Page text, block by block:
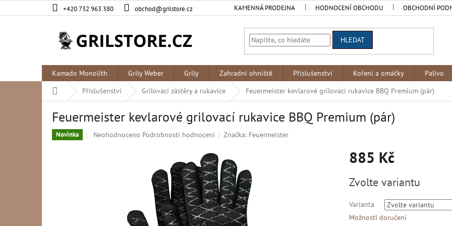
na
+420 732 963 380 obchod@grilstore.cz KAMENNÁ PRODEJNA HODNOCENÍ OBCHODU OBCHODNÍ
HLEDAT
Kamado Monolith Grily Weber Grily Zahradní ohniště Příslušenství Koření a omáčky Palivo
Domů
Příslušenství Grilovací zástěry a rukavice Feuermeister kevlarové grilovací rukavice BBQ Premium (pár)
Feuermeister kevlarové grilovací rukavice BBQ Premium (pár)
Novinka
Průměrné
Neohodnoceno Podrobnosti hodnocení Značka: Feuermeister
885 Kč
cena:
Zvolte variantu
Varianta
Možnosti doručení